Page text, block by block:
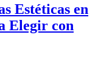
Estéticas en
Elegir con